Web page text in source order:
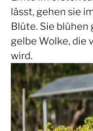
lässt, gehen sie
Blüte. Sie blühen
gelbe Wolke, die
wird.